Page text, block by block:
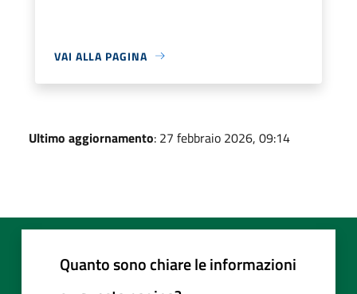
VAI ALLA PAGINA
Ultimo aggiornamento: 27 febbraio 2026, 09:14
Quanto sono chiare le informazioni